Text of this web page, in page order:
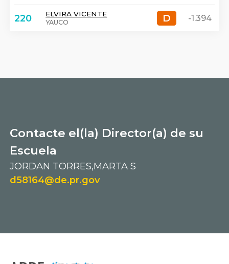
220 ELVIRA VICENTE
YAUCO D
D -1.394
Contacte el(la) Director(a) de su
Escuela
JORDAN TORRES,MARTA S
d58164@de.pr.gov